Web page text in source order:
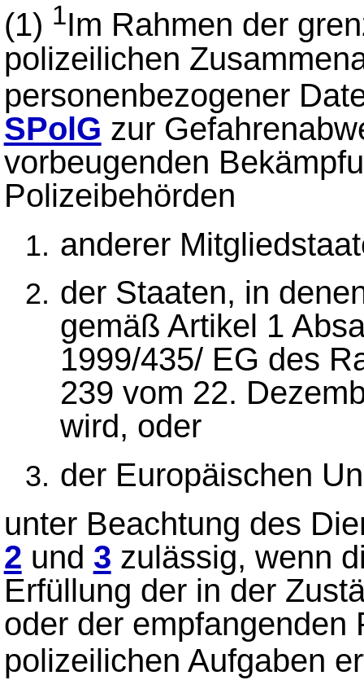
(1) 1Im Rahmen der
polizeilichen
personenbezogener
SPolG zur
vorbeugenden
Polizeibehörden
anderer
der Staaten, in
gemäß Artikel 1
1999/435/ EG des
239 vom 22.
wird, oder
der Europäischen
unter Beachtung des
2 und 3 zulässig, wenn
Erfüllung der in der
oder der empfangenden
polizeilichen Aufgaben